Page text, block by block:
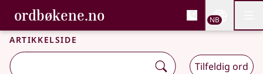
Gå til hovedinnhold
Tilgjengelighet
ordbøkene.no, Bokmålsordboka og
Bokmålsordboka og Nynorskordboka
NB
Artikkelside
Tilfeldig ord